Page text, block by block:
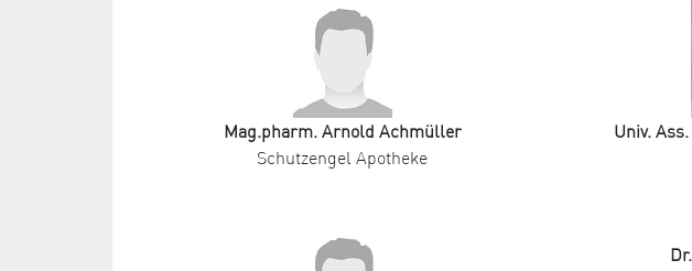
Mag.pharm. Arnold Achmüller
Schutzengel Apotheke
Univ.